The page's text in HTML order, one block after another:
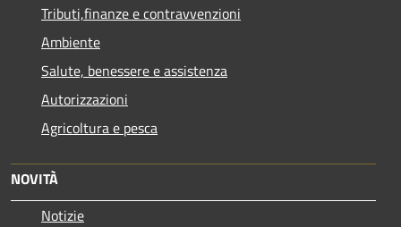
Tributi,finanze e contravvenzioni
Ambiente
Salute, benessere e assistenza
Autorizzazioni
Agricoltura e pesca
NOVITÀ
Notizie